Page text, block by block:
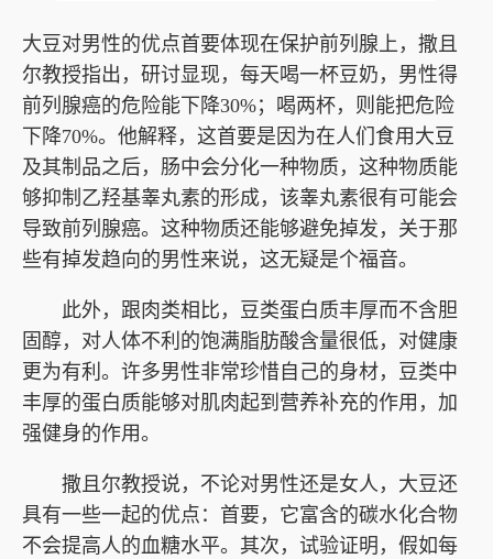
大豆对男性的优点首要体现在保护前列腺上，撒且
尔教授指出，研讨显现，每天喝一杯豆奶，男性得
前列腺癌的危险能下降30%；喝两杯，则能把危险
下降70%。他解释，这首要是因为在人们食用大豆
及其制品之后，肠中会分化一种物质，这种物质能
够抑制乙羟基睾丸素的形成，该睾丸素很有可能会
导致前列腺癌。这种物质还能够避免掉发，关于那
些有掉发趋向的男性来说，这无疑是个福音。
此外，跟肉类相比，豆类蛋白质丰厚而不含胆
固醇，对人体不利的饱满脂肪酸含量很低，对健康
更为有利。许多男性非常珍惜自己的身材，豆类中
丰厚的蛋白质能够对肌肉起到营养补充的作用，加
强健身的作用。
撒且尔教授说，不论对男性还是女人，大豆还
具有一些一起的优点：首要，它富含的碳水化合物
不会提高人的血糖水平。其次，试验证明，假如每